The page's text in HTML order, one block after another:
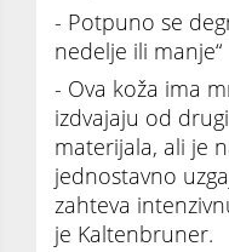
- Potpuno se
nedelje ili manje“
- Ova koža ima
izdvajaju od
materijala, ali je
jednostavno
zahteva
je Kaltenbruner.